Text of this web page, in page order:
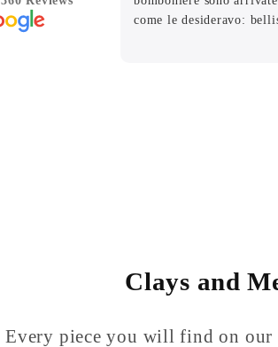
come le desideravo:
Clays and
Every piece you will find on our